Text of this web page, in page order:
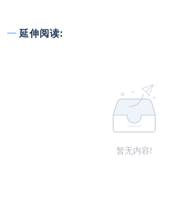
延伸阅读:
暂无内容!